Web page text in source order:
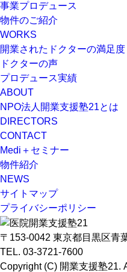
事業プロデュース
物件のご紹介
WORKS
開業されたドクターの満足度
ドクターの声
プロデュース実績
ABOUT
NPO法人開業支援塾21とは
DIRECTORS
CONTACT
Medi＋セミナー
物件紹介
NEWS
サイトマップ
プライバシーポリシー
〒153-0042 東京都目黒区青
TEL. 03-3721-7600
Copyright (C) 開業支援塾21.